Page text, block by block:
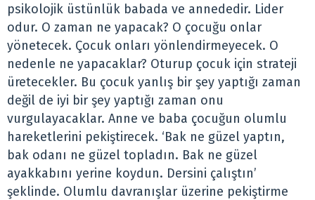
psikolojik üstünlük babada ve annededir. Lider
odur. O zaman ne yapacak? O çocuğu onlar
yönetecek. Çocuk onları yönlendirmeyecek. O
nedenle ne yapacaklar? Oturup çocuk için strateji
üretecekler. Bu çocuk yanlış bir şey yaptığı zaman
değil de iyi bir şey yaptığı zaman onu
vurgulayacaklar. Anne ve baba çocuğun olumlu
hareketlerini pekiştirecek. ‘Bak ne güzel yaptın,
bak odanı ne güzel topladın. Bak ne güzel
ayakkabını yerine koydun. Dersini çalıştın’
şeklinde. Olumlu davranışlar üzerine pekiştirme